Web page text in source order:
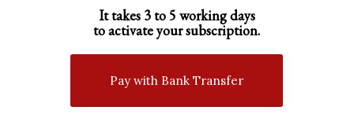
It takes 3 to 5 working days
to activate your subscription.
Pay with Bank Transfer